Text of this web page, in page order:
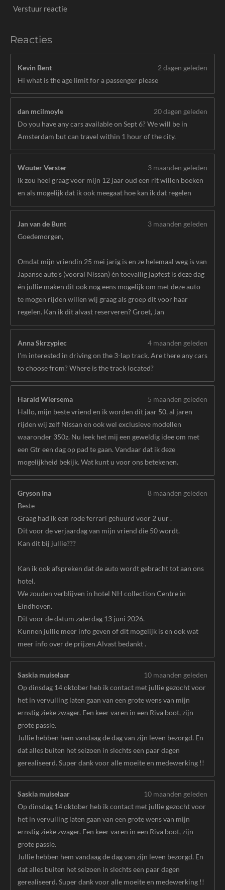
Verstuur reactie
Reacties
Kevin Bent
2 dagen geleden
Hi what is the age limit for a passenger please
dan mcilmoyle
20 dagen geleden
Do you have any cars available on Sept 6? We will be in
Amsterdam but can travel within 1 hour of the city.
Wouter Verster
3 maanden geleden
Ik zou heel graag voor mijn 12 jaar oud een rit willen boeken
en als mogelijk dat ik ook meegaat hoe kan ik dat regelen
Jan van de Bunt
3 maanden geleden
Goedemorgen,
Omdat mijn vriendin 25 mei jarig is en ze helemaal weg is van
Japanse auto's (vooral Nissan) én toevallig japfest is deze dag
én jullie maken dit ook nog eens mogelijk om met deze auto
te mogen rijden willen wij graag als groep dit voor haar
regelen. Kan ik dit alvast reserveren? Groet, Jan
Anna Skrzypiec
4 maanden geleden
I'm interested in driving on the 3-lap track. Are there any cars
to choose from? Where is the track located?
Harald Wiersema
5 maanden geleden
Hallo, mijn beste vriend en ik worden dit jaar 50, al jaren
rijden wij zelf Nissan en ook wel exclusieve modellen
waaronder 350z. Nu leek het mij een geweldig idee om met
een Gtr een dag op pad te gaan. Vandaar dat ik deze
mogelijkheid bekijk. Wat kunt u voor ons betekenen.
Gryson Ina
8 maanden geleden
Beste
Graag had ik een rode ferrari gehuurd voor 2 uur .
Dit voor de verjaardag van mijn vriend die 50 wordt.
Kan dit bij jullie???
Kan ik ook afspreken dat de auto wordt gebracht tot aan ons
hotel.
We zouden verblijven in hotel NH collection Centre in
Eindhoven.
Dit voor de datum zaterdag 13 juni 2026.
Kunnen jullie meer info geven of dit mogelijk is en ook wat
meer info over de prijzen.Alvast bedankt .
Saskia muiselaar
10 maanden geleden
Op dinsdag 14 oktober heb ik contact met jullie gezocht voor
het in vervulling laten gaan van een grote wens van mijn
ernstig zieke zwager. Een keer varen in een Riva boot, zijn
grote passie.
Jullie hebben hem vandaag de dag van zijn leven bezorgd. En
dat alles buiten het seizoen in slechts een paar dagen
gerealiseerd. Super dank voor alle moeite en medewerking !!
Saskia muiselaar
10 maanden geleden
Op dinsdag 14 oktober heb ik contact met jullie gezocht voor
het in vervulling laten gaan van een grote wens van mijn
ernstig zieke zwager. Een keer varen in een Riva boot, zijn
grote passie.
Jullie hebben hem vandaag de dag van zijn leven bezorgd. En
dat alles buiten het seizoen in slechts een paar dagen
gerealiseerd. Super dank voor alle moeite en medewerking !!